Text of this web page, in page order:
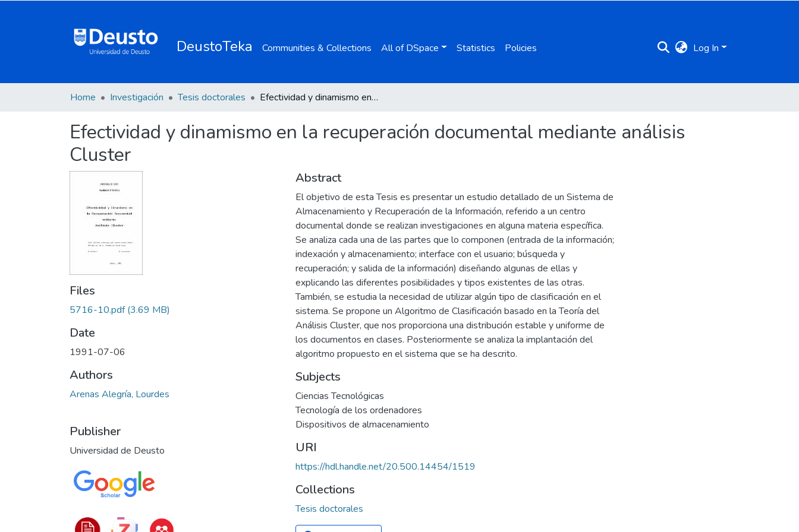
DeustoTeka Communities & Collections All of DSpace Statistics Policies Log In
Home Investigación Tesis doctorales Efectividad y dinamismo en la recuperación documental mediante análisis Cluster
Efectividad y dinamismo en la recuperación documental mediante análisis
Cluster
Files
5716-10.pdf(3.69 MB)
Date
1991-07-06
Authors
Arenas Alegría, Lourdes
Publisher
Universidad de Deusto
Abstract
El objetivo de esta Tesis es presentar un estudio detallado de un Sistema de
Almacenamiento y Recuperación de la Información, referido a un centro
documental donde se realizan investigaciones en alguna materia específica.
Se analiza cada una de las partes que lo componen (entrada de la información;
indexación y almacenamiento; interface con el usuario; búsqueda y
recuperación; y salida de la información) diseñando algunas de ellas y
explicando las diferentes posibilidades y tipos existentes de las otras.
También, se estudia la necesidad de utilizar algún tipo de clasificación en el
sistema. Se propone un Algoritmo de Clasificación basado en la Teoría del
Análisis Cluster, que nos proporciona una distribución estable y uniforme de
los documentos en clases. Posteriormente se analiza la implantación del
algoritmo propuesto en el sistema que se ha descrito.
Subjects
Ciencias Tecnológicas
Tecnología de los ordenadores
Dispositivos de almacenamiento
URI
https://hdl.handle.net/20.500.14454/1519
Collections
Tesis doctorales